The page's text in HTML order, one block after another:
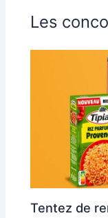
Les
Tentez de